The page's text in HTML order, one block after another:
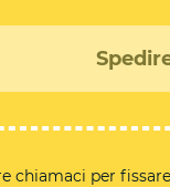
chiamaci per